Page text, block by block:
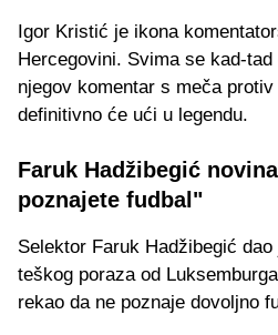
Igor Kristić je ikona
Hercegovini. Svima se kad-
njegov komentar s meča
definitivno će ući u legendu.
Faruk Hadžibegić
poznajete fudbal"
Selektor Faruk Hadžibegić
teškog poraza od
rekao da ne poznaje dovoljno